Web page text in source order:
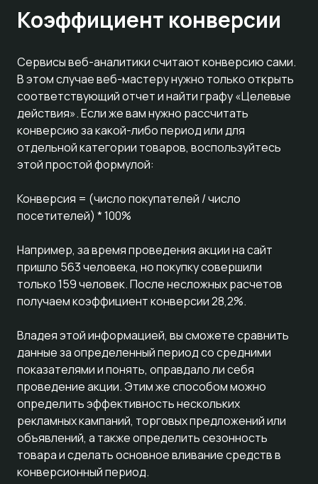
Коэффициент конверсии
Сервисы веб-аналитики считают конверсию сами.
В этом случае веб-мастеру нужно только открыть
соответствующий отчет и найти графу «Целевые
действия». Если же вам нужно рассчитать
конверсию за какой-либо период или для
отдельной категории товаров, воспользуйтесь
этой простой формулой:
Конверсия = (число покупателей / число
посетителей) * 100%
Например, за время проведения акции на сайт
пришло 563 человека, но покупку совершили
только 159 человек. После несложных расчетов
получаем коэффициент конверсии 28,2%.
Владея этой информацией, вы сможете сравнить
данные за определенный период со средними
показателями и понять, оправдало ли себя
проведение акции. Этим же способом можно
определить эффективность нескольких
рекламных кампаний, торговых предложений или
объявлений, а также определить сезонность
товара и сделать основное вливание средств в
конверсионный период.